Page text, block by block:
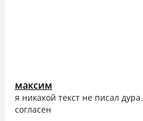
максим
я никакой текст не писал
согласен